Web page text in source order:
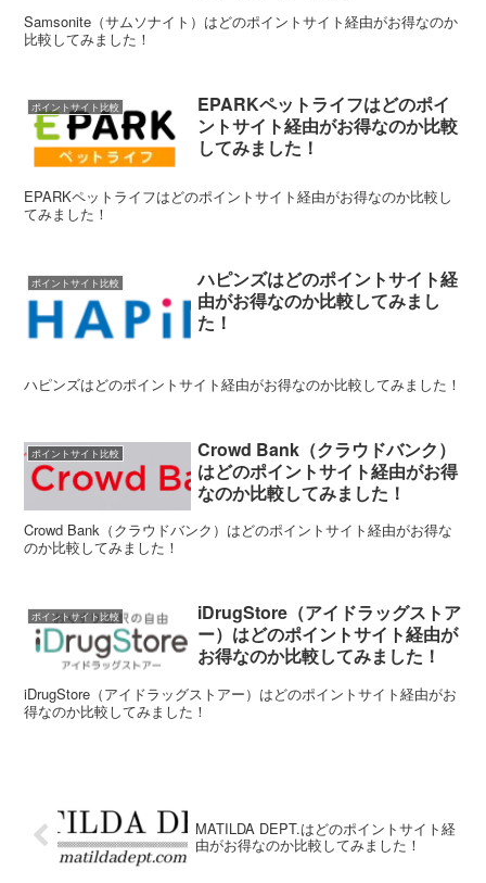
Samsonite（サムソナイト）はどのポイントサイト経由がお得なのか
比較してみました！
ポイントサイト比較
EPARKペットライフはどのポイ
ントサイト経由がお得なのか比較
してみました！
EPARKペットライフはどのポイントサイト経由がお得なのか比較し
てみました！
ポイントサイト比較
ハピンズはどのポイントサイト経
由がお得なのか比較してみまし
た！
ハピンズはどのポイントサイト経由がお得なのか比較してみました！
ポイントサイト比較
Crowd Bank（クラウドバンク）
はどのポイントサイト経由がお得
なのか比較してみました！
Crowd Bank（クラウドバンク）はどのポイントサイト経由がお得な
のか比較してみました！
ポイントサイト比較
iDrugStore（アイドラッグストア
ー）はどのポイントサイト経由が
お得なのか比較してみました！
iDrugStore（アイドラッグストアー）はどのポイントサイト経由がお
得なのか比較してみました！
MATILDA DEPT.はどのポイントサイト経
由がお得なのか比較してみました！